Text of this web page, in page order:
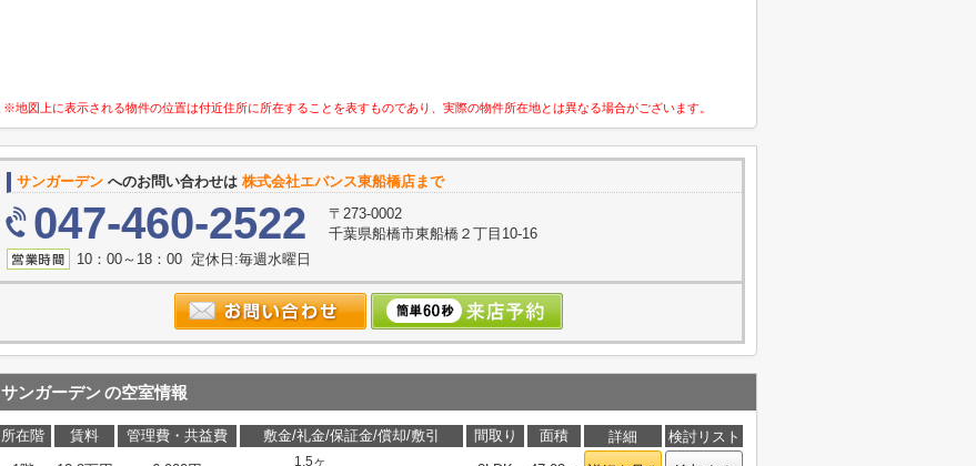
※地図上に表示される物件の位置は付近住所に所在することを表すものであり、実際の物件所在地とは異なる場合がございます。
サンガーデン へのお問い合わせは 株式会社エバンス東船橋店まで
047-460-2522
〒273-0002
千葉県船橋市東船橋２丁目10-16
10：00～18：00 定休日:毎週水曜日
サンガーデンの空室情報
所在階 賃料 管理費・共益費 敷金/礼金/保証金/償却/敷引 間取り 面積 詳細
検討リスト
1.5ヶ